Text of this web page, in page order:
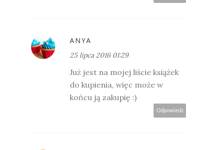
ANYA
25 lipca 2016 01:29
Już jest na mojej liście książek
do kupienia, więc może w
końcu ją zakupię :)
Odpowiedz